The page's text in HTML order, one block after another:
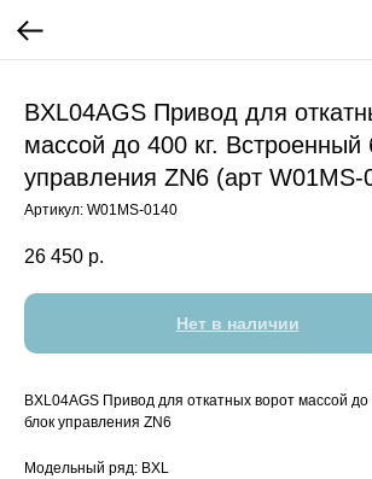
BXL04AGS Привод для
массой до 400 кг. Встроенный
управления ZN6 (арт W01MS-
Артикул: W01MS-0140
26 450 р.
Нет в наличии
BXL04AGS Привод для откатных ворот массой до
блок управления ZN6
Модельный ряд: BXL